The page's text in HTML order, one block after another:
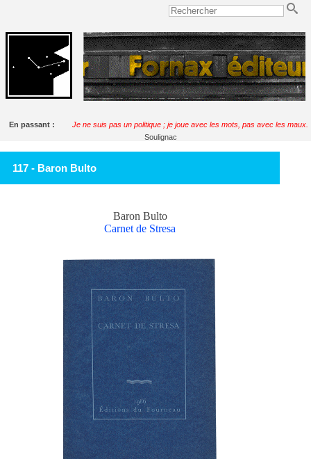
En passant :
Je ne suis pas un politique ; je joue avec les mots, pas avec les maux.
Soulignac
117 - Baron Bulto
Baron Bulto
Carnet de Stresa